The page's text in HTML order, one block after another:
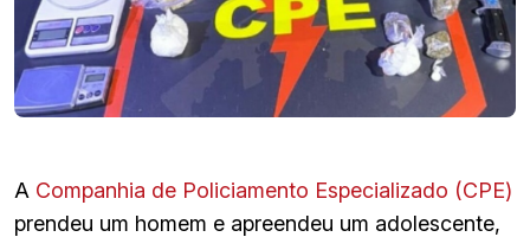
A Companhia de Policiamento Especializado (CPE)
prendeu um homem e apreendeu um adolescente,